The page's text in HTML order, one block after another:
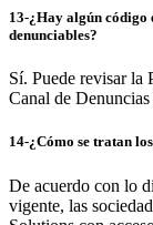
13-¿Hay algún código
denunciables?
Sí. Puede revisar la
Canal de Denuncias
14-¿Cómo se tratan
De acuerdo con lo
vigente, las